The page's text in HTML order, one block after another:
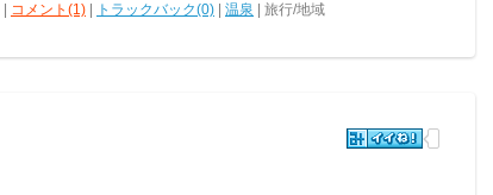
コメント(1) トラックバック(0) 温泉 | 旅行/地域